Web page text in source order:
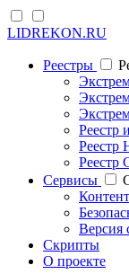
LIDREKON.RU
Реестры
Реестр
Реестр
Cервисы
Версия
Скрипты
О проекте